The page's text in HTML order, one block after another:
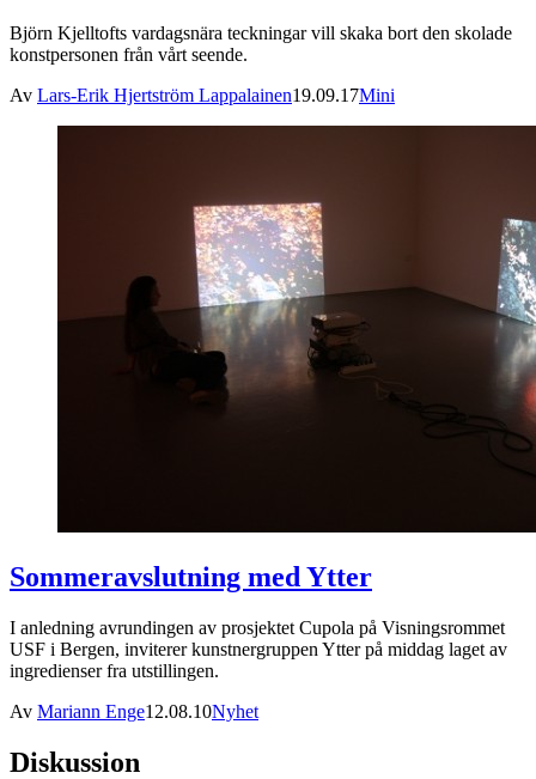
Björn Kjelltofts vardagsnära teckningar vill skaka bort den skolade
konstpersonen från vårt seende.
Av Lars-Erik Hjertström Lappalainen19.09.17Mini
Sommeravslutning med Ytter
I anledning avrundingen av prosjektet Cupola på Visningsrommet
USF i Bergen, inviterer kunstnergruppen Ytter på middag laget av
ingredienser fra utstillingen.
Av Mariann Enge12.08.10Nyhet
Diskussion